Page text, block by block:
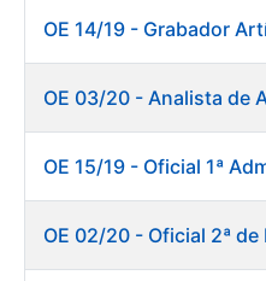
OE 02/20 - Oficial 2ª